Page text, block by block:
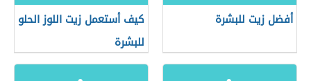
أفضل زيت للبشرة
كيف أستعمل زيت اللوز الحلو
للبشرة